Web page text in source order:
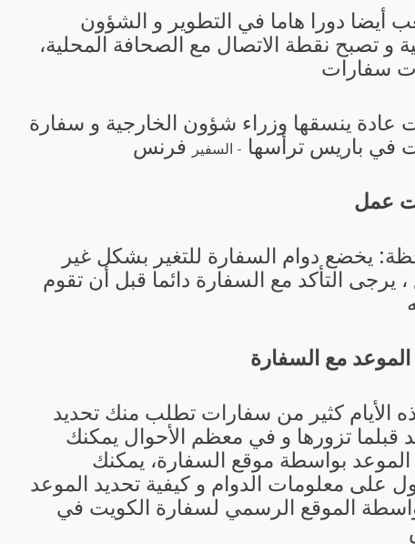
أيضا دورا هاما في التطوير و الشؤون
و تصبح نقطة الاتصال مع الصحافة المحلية،
سفارات
عادة ينسقها وزراء شؤون الخارجية و سفارة
في باريس ترأسها - السفير فرنس
عمل
يخضع دوام السفارة للتغير بشكل غير
، يرجى التأكد مع السفارة دائما قبل أن تقوم
الموعد مع السفارة
الأيام كثير من سفارات تطلب منك تحديد
قبلما تزورها و في معظم الأحوال يمكنك
الموعد بواسطة موقع السفارة، يمكنك
على معلومات الدوام و كيفية تحديد الموعد
الموقع الرسمي لسفارة الكويت في